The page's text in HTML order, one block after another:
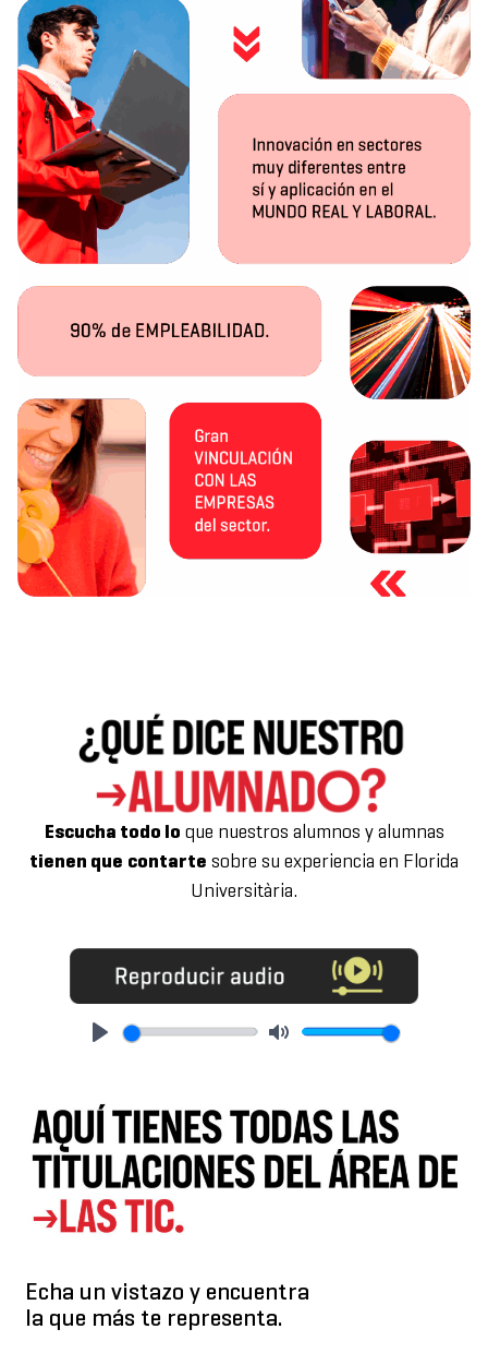
Escucha todo lo que nuestros alumnos y alumnas
tienen que contarte sobre su experiencia en Florida
Universitària.
Echa un vistazo y encuentra
la que más te representa.